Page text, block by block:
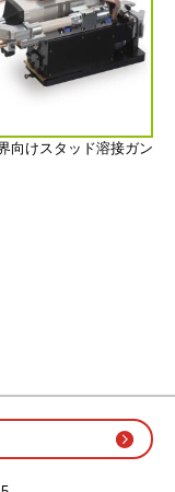
向けスタッド溶接ガン